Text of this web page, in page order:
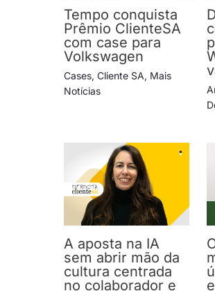
Tempo conquista
Prêmio ClienteSA
com case para
Volkswagen
Cases, Cliente SA, Mais
Notícias
A aposta na IA
sem abrir mão da
cultura centrada
no colaborador e